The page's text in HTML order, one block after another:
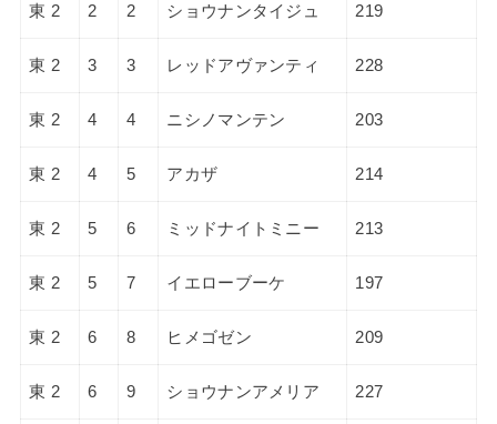
東 2 2 2 ショウナンタイジュ 219
東 2 3 3 レッドアヴァンティ 228
東 2 4 4 ニシノマンテン 203
東 2 4 5 アカザ 214
東 2 5 6 ミッドナイトミニー 213
東 2 5 7 イエローブーケ 197
東 2 6 8 ヒメゴゼン 209
東 2 6 9 ショウナンアメリア 227